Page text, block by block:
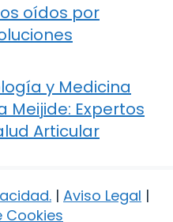
oídos por
y Medicina
Meijide: Expertos
Articular
. | Aviso Legal |
Cookies